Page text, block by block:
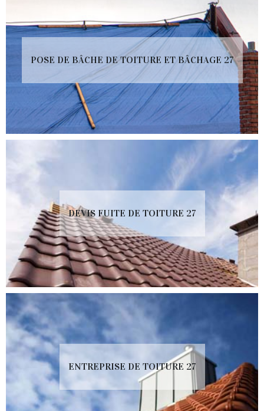
POSE DE BÂCHE DE TOITURE ET BÂCHAGE 27
DEVIS FUITE DE TOITURE 27
ENTREPRISE DE TOITURE 27